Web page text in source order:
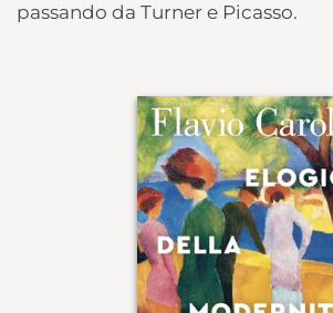
passando da Turner e Picasso.